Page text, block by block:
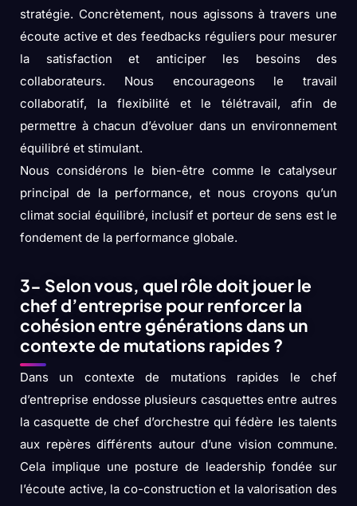
stratégie. Concrètement, nous agissons à travers une
écoute active et des feedbacks réguliers pour mesurer
la satisfaction et anticiper les besoins des
collaborateurs. Nous encourageons le travail
collaboratif, la flexibilité et le télétravail, afin de
permettre à chacun d’évoluer dans un environnement
équilibré et stimulant.
Nous considérons le bien-être comme le catalyseur
principal de la performance, et nous croyons qu’un
climat social équilibré, inclusif et porteur de sens est le
fondement de la performance globale.
3- Selon vous, quel rôle doit jouer le
chef d’entreprise pour renforcer la
cohésion entre générations dans un
contexte de mutations rapides ?
Dans un contexte de mutations rapides le chef
d’entreprise endosse plusieurs casquettes entre autres
la casquette de chef d’orchestre qui fédère les talents
aux repères différents autour d’une vision commune.
Cela implique une posture de leadership fondée sur
l’écoute active, la co-construction et la valorisation des